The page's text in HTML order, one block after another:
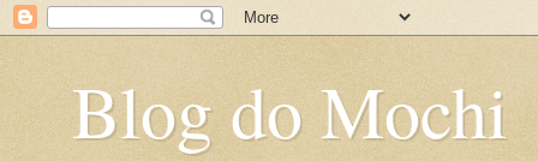
Blog do Mochi